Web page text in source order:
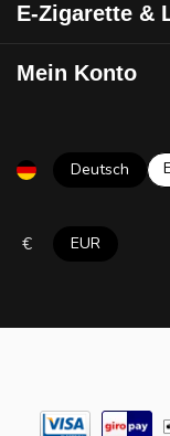
E-Zigarette &
Mein Konto
Deutsch
€ EUR